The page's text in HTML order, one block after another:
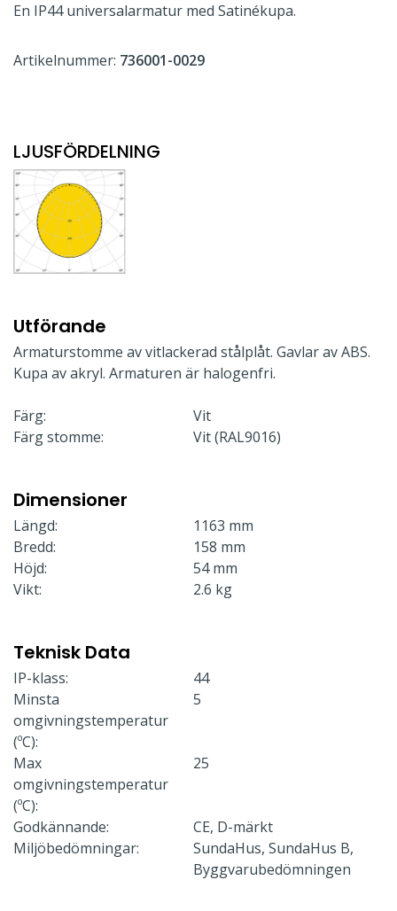
En IP44 universalarmatur med Satinékupa.
Artikelnummer: 736001-0029
LJUSFÖRDELNING
Utförande
Armaturstomme av vitlackerad stålplåt. Gavlar av ABS.
Kupa av akryl. Armaturen är halogenfri.
Färg:
Vit
Färg stomme:
Vit (RAL9016)
Dimensioner
Längd:
1163 mm
Bredd:
158 mm
Höjd:
54 mm
Vikt:
2.6 kg
Teknisk Data
IP-klass:
44
Minsta
omgivningstemperatur
(ºC):
5
Max
omgivningstemperatur
(ºC):
25
Godkännande:
CE, D-märkt
Miljöbedömningar:
SundaHus, SundaHus B,
Byggvarubedömningen